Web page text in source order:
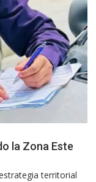
la Zona Este
territorial